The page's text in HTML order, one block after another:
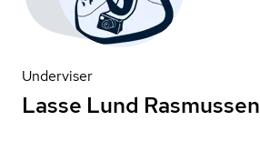
Underviser
Lasse Lund Rasmussen